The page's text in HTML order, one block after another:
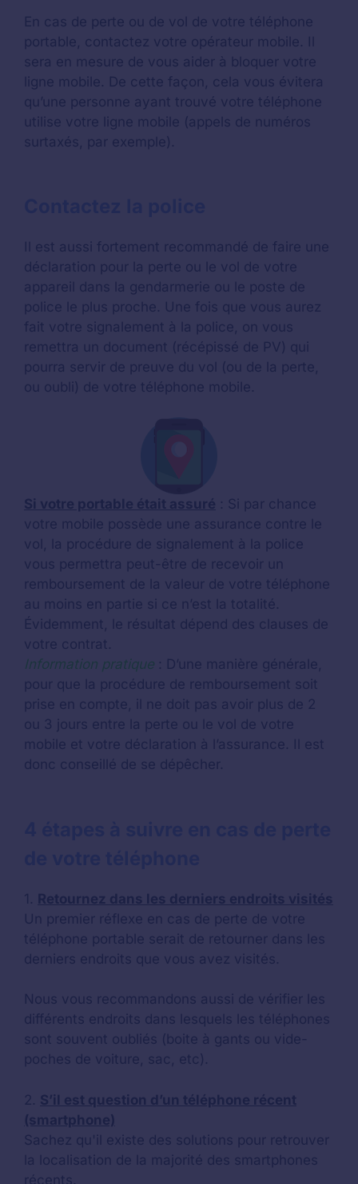
En cas de perte ou de vol de votre téléphone
portable, contactez votre opérateur mobile. Il
sera en mesure de vous aider à bloquer votre
ligne mobile. De cette façon, cela vous évitera
qu’une personne ayant trouvé votre téléphone
utilise votre ligne mobile (appels de numéros
surtaxés, par exemple).
Il est aussi fortement recommandé de faire une
déclaration pour la perte ou le vol de votre
appareil dans la gendarmerie ou le poste de
police le plus proche. Une fois que vous aurez
fait votre signalement à la police, on vous
remettra un document (récépissé de PV) qui
pourra servir de preuve du vol (ou de la perte,
ou oubli) de votre téléphone mobile.
Si votre portable était assuré : Si par chance
votre mobile possède une assurance contre le
vol, la procédure de signalement à la police
vous permettra peut-être de recevoir un
remboursement de la valeur de votre téléphone
au moins en partie si ce n’est la totalité.
Évidemment, le résultat dépend des clauses de
votre contrat.
Information pratique : D’une manière générale,
pour que la procédure de remboursement soit
prise en compte, il ne doit pas avoir plus de 2
ou 3 jours entre la perte ou le vol de votre
mobile et votre déclaration à l’assurance. Il est
donc conseillé de se dépêcher.
1. Retournez dans les derniers endroits visités
Un premier réflexe en cas de perte de votre
téléphone portable serait de retourner dans les
derniers endroits que vous avez visités.
Nous vous recommandons aussi de vérifier les
différents endroits dans lesquels les téléphones
sont souvent oubliés (boite à gants ou vide-
poches de voiture, sac, etc).
2. S’il est question d’un téléphone récent
(smartphone)
Sachez qu'il existe des solutions pour retrouver
la localisation de la majorité des smartphones
récents.